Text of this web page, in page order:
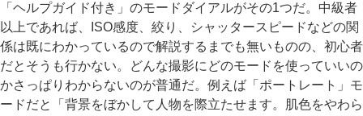
「ヘルプガイド付き」のモードダイアルがその1つだ。中級者
以上であれば、ISO感度、絞り、シャッタースピードなどの関
係は既にわかっているので解説するまでも無いものの、初心者
だとそうも行かない。どんな撮影にどのモードを使っていいの
かさっぱりわからないのが普通だ。例えば「ポートレート」モ
ードだと「背景をぼかして人物を際立たせます。肌色をやわら